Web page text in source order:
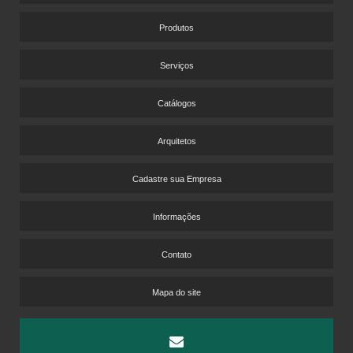
PISO VINÍLICO PARA PISO ELEVADO
PISOS VINÍLICOS PARA LABORATÓRIOS
CARPETE CORPORATIVO PREÇO
CARPETE DE MADEIRA LAMINADO PREÇO
Produtos
Serviços
Catálogos
Arquitetos
Cadastre sua Empresa
Informações
Contato
Mapa do site